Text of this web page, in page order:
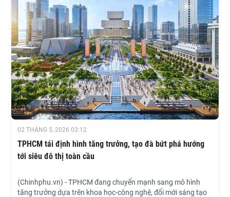
02 THÁNG 5, 2026 03:12
TPHCM tái định hình tăng trưởng, tạo đà bứt phá hướng
tới siêu đô thị toàn cầu
(Chinhphu.vn) - TPHCM đang chuyển mạnh sang mô hình
tăng trưởng dựa trên khoa học-công nghệ, đổi mới sáng tạo